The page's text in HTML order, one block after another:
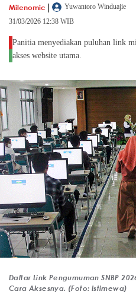
Milenomic |
Yuwantoro Winduajie
31/03/2026 12:38 WIB
Panitia menyediakan puluhan link
akses website utama.
Daftar Link Pengumuman SNBP
Cara Aksesnya. (Foto: Istimewa)